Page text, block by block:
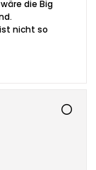
die Big
nicht so